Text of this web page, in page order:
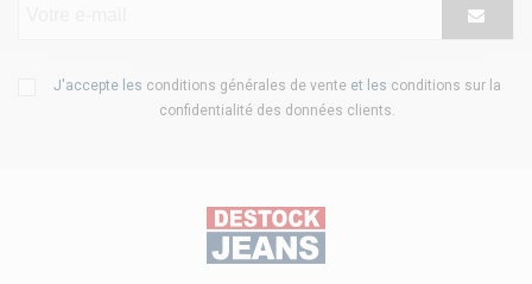
J'accepte les conditions générales de vente et les conditions sur la
confidentialité des données clients